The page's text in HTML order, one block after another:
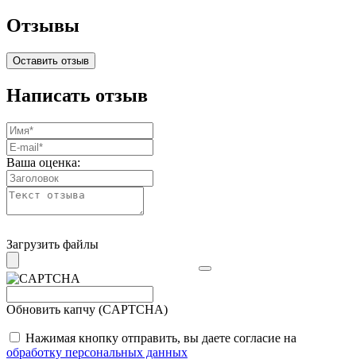
Отзывы
Оставить отзыв
Написать отзыв
Ваша оценка:
Загрузить файлы
Обновить капчу (CAPTCHA)
Нажимая кнопку отправить, вы даете согласие на
обработку персональных данных